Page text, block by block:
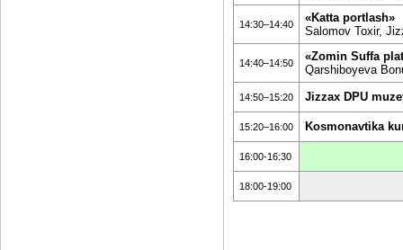
14:30–14:40
«Katta portlash»
Salomov Toxir,
14:40–14:50
«Zomin Suffa
Qarshiboyeva
14:50–15:20 Jizzax DPU
15:20–16:00 Kosmonavtika
16:00-16:30
18:00-19:00